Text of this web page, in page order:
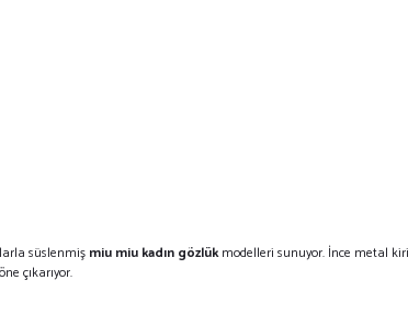
süslenmiş miu miu kadın gözlükmodelleri sunuyor. İnce metal
çıkarıyor.